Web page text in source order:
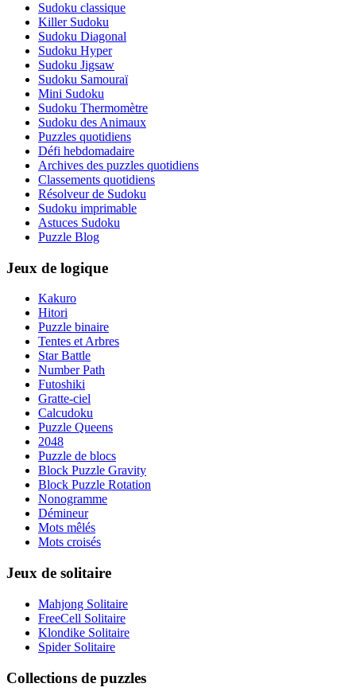
Sudoku classique
Killer Sudoku
Sudoku Diagonal
Sudoku Hyper
Sudoku Jigsaw
Sudoku Samouraï
Mini Sudoku
Sudoku Thermomètre
Sudoku des Animaux
Puzzles quotidiens
Défi hebdomadaire
Archives des puzzles quotidiens
Classements quotidiens
Résolveur de Sudoku
Sudoku imprimable
Astuces Sudoku
Puzzle Blog
Jeux de logique
Kakuro
Hitori
Puzzle binaire
Tentes et Arbres
Star Battle
Number Path
Futoshiki
Gratte-ciel
Calcudoku
Puzzle Queens
2048
Puzzle de blocs
Block Puzzle Gravity
Block Puzzle Rotation
Nonogramme
Démineur
Mots mêlés
Mots croisés
Jeux de solitaire
Mahjong Solitaire
FreeCell Solitaire
Klondike Solitaire
Spider Solitaire
Collections de puzzles